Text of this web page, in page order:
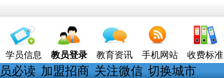
学员信息 教员登录 教育资讯 手机网站 收费标准
必读 加盟招商 关注微信 切换城市